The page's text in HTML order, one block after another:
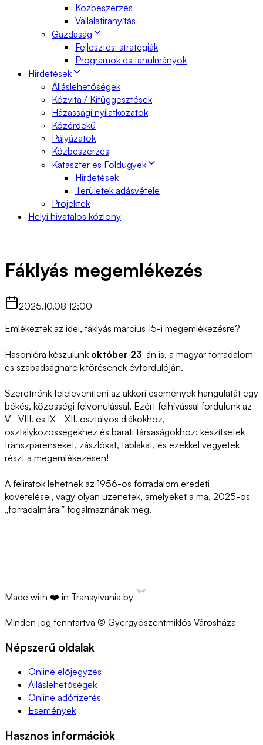
Közbeszerzés
Vállalatirányítás
Gazdaság
Fejlesztési stratégiák
Programok és tanulmányok
Hirdetések
Álláslehetőségek
Közvita / Kifüggesztések
Házassági nyilatkozatok
Közérdekű
Pályázatok
Közbeszerzés
Kataszter és Földügyek
Hirdetések
Területek adásvétele
Projektek
Helyi hivatalos közlöny
Fáklyás megemlékezés
2025.10.08 12:00
Emlékeztek az idei, fáklyás március 15-i megemlékezésre?
Hasonlóra készülünk október 23-án is, a magyar forradalom
és szabadságharc kitörésének évfordulóján.
Szeretnénk feleleveníteni az akkori események hangulatát egy
békés, közösségi felvonulással. Ezért felhívással fordulunk az
V–VIII. és IX–XII. osztályos diákokhoz,
osztályközösségekhez és baráti társaságokhoz: készítsetek
transzparenseket, zászlókat, táblákat, és ezekkel vegyetek
részt a megemlékezésen!
A feliratok lehetnek az 1956-os forradalom eredeti
követelései, vagy olyan üzenetek, amelyeket a ma, 2025-ös
„forradalmárai” fogalmaznának meg.
Made with ❤️ in Transylvania by
Minden jog fenntartva © Gyergyószentmiklós Városháza
Népszerű oldalak
Online előjegyzés
Álláslehetőségek
Online adófizetés
Események
Hasznos információk